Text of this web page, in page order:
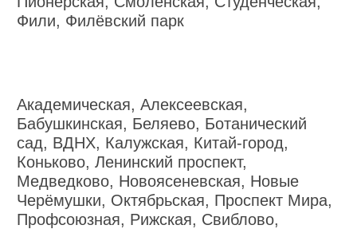
Фили, Филёвский парк
Академическая, Алексеевская,
Бабушкинская, Беляево, Ботанический
сад, ВДНХ, Калужская, Китай-город,
Коньково, Ленинский проспект,
Медведково, Новоясеневская, Новые
Черёмушки, Октябрьская, Проспект Мира,
Профсоюзная, Рижская, Свиблово,